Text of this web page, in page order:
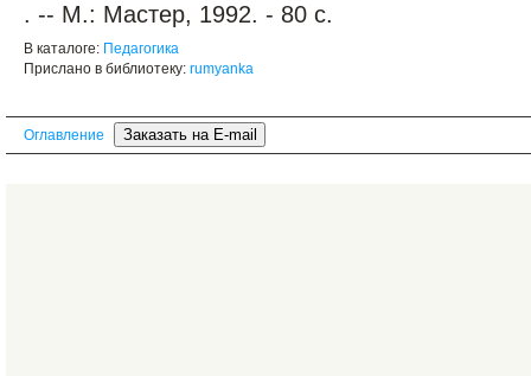
. -- М.: Мастер, 1992. - 80 с.
В каталоге: Педагогика
Прислано в библиотеку: rumyanka
Оглавление